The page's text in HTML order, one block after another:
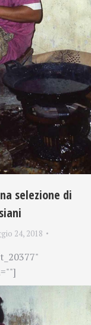
selezione di
24, 2018